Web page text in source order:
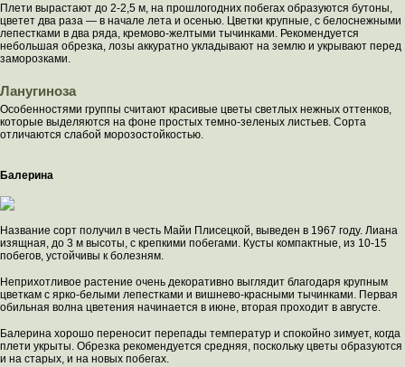
Плети вырастают до 2-2,5 м, на прошлогодних побегах образуются бутоны,
цветет два раза — в начале лета и осенью. Цветки крупные, с белоснежными
лепестками в два ряда, кремово-желтыми тычинками. Рекомендуется
небольшая обрезка, лозы аккуратно укладывают на землю и укрывают перед
заморозками.
Ланугиноза
Особенностями группы считают красивые цветы светлых нежных оттенков,
которые выделяются на фоне простых темно-зеленых листьев. Сорта
отличаются слабой морозостойкостью.
Балерина
Название сорт получил в честь Майи Плисецкой, выведен в 1967 году. Лиана
изящная, до 3 м высоты, с крепкими побегами. Кусты компактные, из 10-15
побегов, устойчивы к болезням.
Неприхотливое растение очень декоративно выглядит благодаря крупным
цветкам с ярко-белыми лепестками и вишнево-красными тычинками. Первая
обильная волна цветения начинается в июне, вторая проходит в августе.
Балерина хорошо переносит перепады температур и спокойно зимует, когда
плети укрыты. Обрезка рекомендуется средняя, поскольку цветы образуются
и на старых, и на новых побегах.